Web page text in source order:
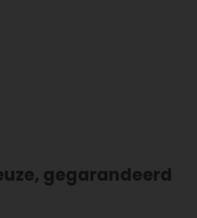
gegarandeerd